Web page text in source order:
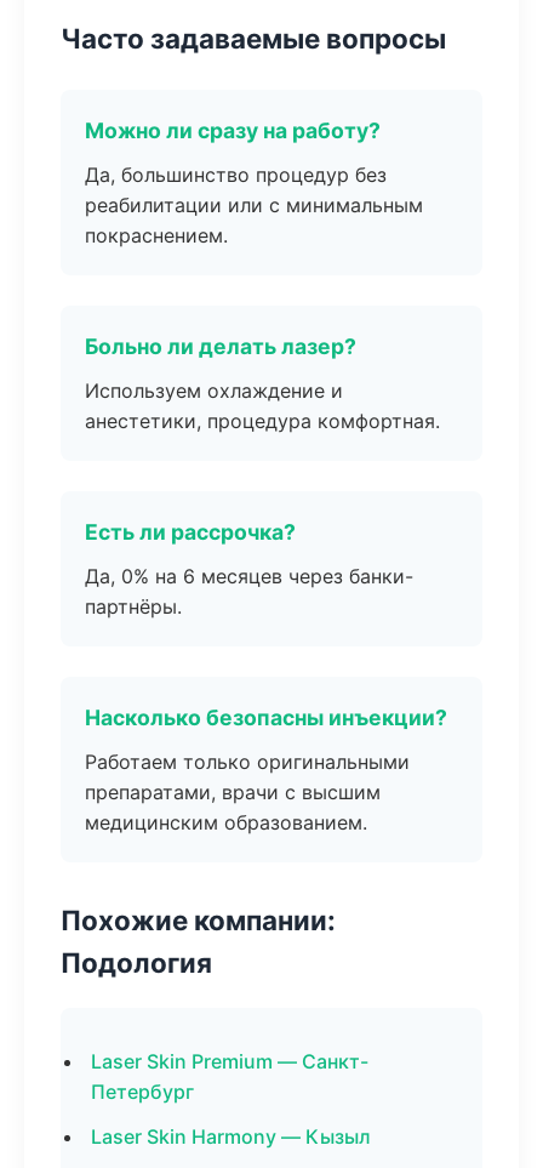
Часто задаваемые вопросы
Можно ли сразу на работу?
Да, большинство процедур без
реабилитации или с минимальным
покраснением.
Больно ли делать лазер?
Используем охлаждение и
анестетики, процедура комфортная.
Есть ли рассрочка?
Да, 0% на 6 месяцев через банки-
партнёры.
Насколько безопасны инъекции?
Работаем только оригинальными
препаратами, врачи с высшим
медицинским образованием.
Похожие компании:
Подология
Laser Skin Premium — Санкт-
Петербург
Laser Skin Harmony — Кызыл